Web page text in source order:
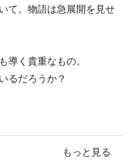
て。物語は急展開を見せ
く貴重なもの。
るだろうか？
もっと見る